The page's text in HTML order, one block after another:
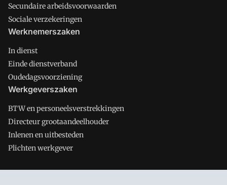
Secundaire arbeidsvoorwaarden
Sociale verzekeringen
Werknemerszaken
In dienst
Einde dienstverband
Oudedagsvoorziening
Werkgeverszaken
BTW en personeelsverstrekkingen
Directeur grootaandeelhouder
Inlenen en uitbesteden
Plichten werkgever